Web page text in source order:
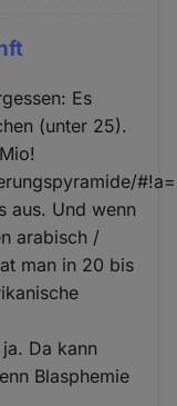
Es
(unter 25).
aus. Und wenn
arabisch /
man in 20 bis
Da kann
Blasphemie